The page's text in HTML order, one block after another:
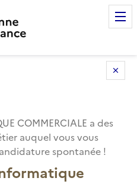
COMMERCIALE a des
auquel vous vous
spontanée !